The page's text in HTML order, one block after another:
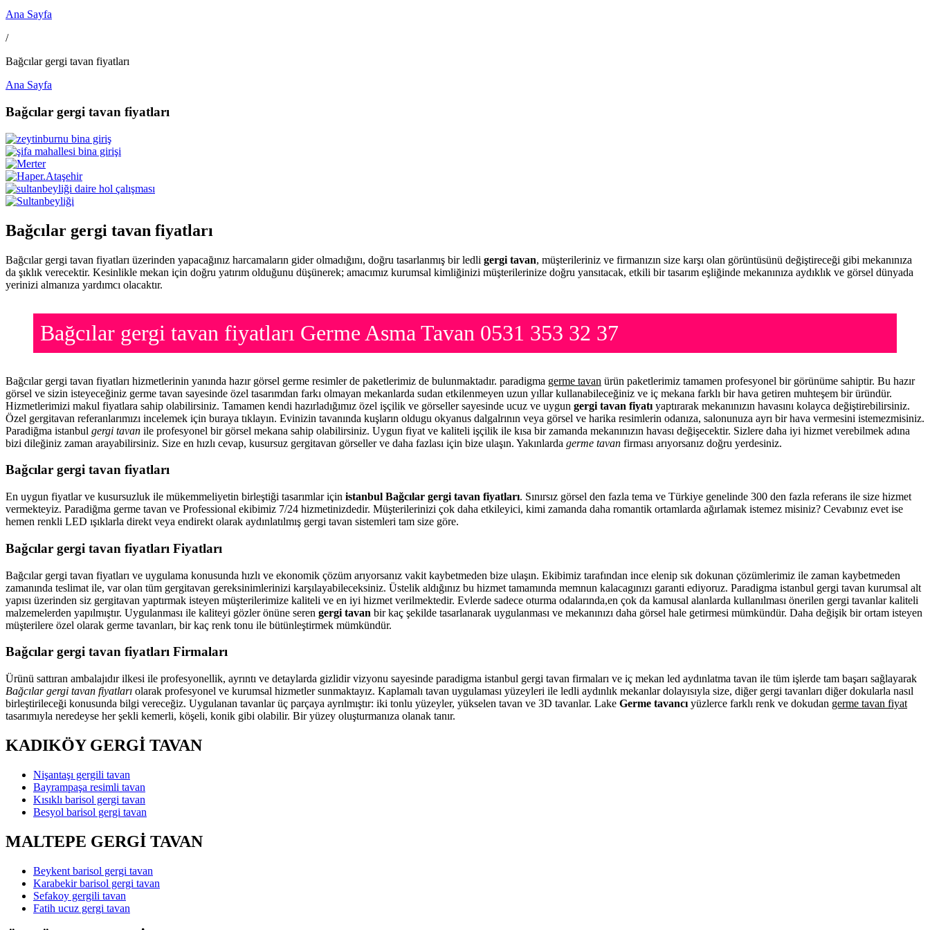
Ana Sayfa
/
Bağcılar gergi tavan fiyatları
Ana Sayfa
Bağcılar gergi tavan fiyatları
Bağcılar gergi tavan fiyatları
Bağcılar gergi tavan fiyatları üzerinden yapacağınız harcamaların gider olmadığını, doğru tasarlanmış bir ledli gergi tavan, müşterileriniz ve firmanızın size karşı olan görüntüsünü değiştireceği gibi mekanınıza
da şıklık verecektir. Kesinlikle mekan için doğru yatırım olduğunu düşünerek; amacımız kurumsal kimliğinizi müşterilerinize doğru yansıtacak, etkili bir tasarım eşliğinde mekanınıza aydıklık ve görsel dünyada
yerinizi almanıza yardımcı olacaktır.
Bağcılar gergi tavan fiyatları Germe Asma Tavan 0531 353 32 37
Bağcılar gergi tavan fiyatları hizmetlerinin yanında hazır görsel germe resimler de paketlerimiz de bulunmaktadır. paradigma germe tavan ürün paketlerimiz tamamen profesyonel bir görünüme sahiptir. Bu hazır
görsel ve sizin isteyeceğiniz germe tavan sayesinde özel tasarımdan farkı olmayan mekanlarda sudan etkilenmeyen uzun yıllar kullanabileceğiniz ve iç mekana farklı bir hava getiren muhteşem bir üründür.
Hizmetlerimizi makul fiyatlara sahip olabilirsiniz. Tamamen kendi hazırladığımız özel işçilik ve görseller sayesinde ucuz ve uygun gergi tavan fiyatı yaptırarak mekanınızın havasını kolayca değiştirebilirsiniz.
Özel gergitavan referanlarımızı incelemek için buraya tıklayın. Evinizin tavanında kuşların oldugu okyanus dalgalrının veya görsel ve harika resimlerin odanıza, salonunuza ayrı bir hava vermesini istemezmisiniz.
Paradiğma istanbul gergi tavan ile profesyonel bir görsel mekana sahip olabilirsiniz. Uygun fiyat ve kaliteli işçilik ile kısa bir zamanda mekanınızın havası değişecektir. Sizlere daha iyi hizmet verebilmek adına
bizi dileğiniz zaman arayabilirsiniz. Size en hızlı cevap, kusursuz gergitavan görseller ve daha fazlası için bize ulaşın. Yakınlarda germe tavan firması arıyorsanız doğru yerdesiniz.
Bağcılar gergi tavan fiyatları
En uygun fiyatlar ve kusursuzluk ile mükemmeliyetin birleştiği tasarımlar için istanbul Bağcılar gergi tavan fiyatları. Sınırsız görsel den fazla tema ve Türkiye genelinde 300 den fazla referans ile size hizmet
vermekteyiz. Paradiğma germe tavan ve Professional ekibimiz 7/24 hizmetinizdedir. Müşterilerinizi çok daha etkileyici, kimi zamanda daha romantik ortamlarda ağırlamak istemez misiniz? Cevabınız evet ise
hemen renkli LED ışıklarla direkt veya endirekt olarak aydınlatılmış gergi tavan sistemleri tam size göre.
Bağcılar gergi tavan fiyatları Fiyatları
Bağcılar gergi tavan fiyatları ve uygulama konusunda hızlı ve ekonomik çözüm arıyorsanız vakit kaybetmeden bize ulaşın. Ekibimiz tarafından ince elenip sık dokunan çözümlerimiz ile zaman kaybetmeden
zamanında teslimat ile, var olan tüm gergitavan gereksinimlerinizi karşılayabileceksiniz. Üstelik aldığınız bu hizmet tamamında memnun kalacagınızı garanti ediyoruz. Paradigma istanbul gergi tavan kurumsal alt
yapısı üzerinden siz gergitavan yaptırmak isteyen müşterilerimize kaliteli ve en iyi hizmet verilmektedir. Evlerde sadece oturma odalarında,en çok da kamusal alanlarda kullanılması önerilen gergi tavanlar kaliteli
malzemelerden yapılmıştır. Uygulanması ile kaliteyi gözler önüne seren gergi tavan bir kaç şekilde tasarlanarak uygulanması ve mekanınızı daha görsel hale getirmesi mümkündür. Daha değişik bir ortam isteyen
müşterilere özel olarak germe tavanları, bir kaç renk tonu ile bütünleştirmek mümkündür.
Bağcılar gergi tavan fiyatları Firmaları
Ürünü sattıran ambalajıdır ilkesi ile profesyonellik, ayrıntı ve detaylarda gizlidir vizyonu sayesinde paradigma istanbul gergi tavan firmaları ve iç mekan led aydınlatma tavan ile tüm işlerde tam başarı sağlayarak
Bağcılar gergi tavan fiyatları olarak profesyonel ve kurumsal hizmetler sunmaktayız. Kaplamalı tavan uygulaması yüzeyleri ile ledli aydınlık mekanlar dolayısıyla size, diğer gergi tavanları diğer dokularla nasıl
birleştirileceği konusunda bilgi vereceğiz. Uygulanan tavanlar üç parçaya ayrılmıştır: iki tonlu yüzeyler, yükselen tavan ve 3D tavanlar. Lake Germe tavancı yüzlerce farklı renk ve dokudan germe tavan fiyat
tasarımıyla neredeyse her şekli kemerli, köşeli, konik gibi olabilir. Bir yüzey oluşturmanıza olanak tanır.
KADIKÖY GERGİ TAVAN
Nişantaşı gergili tavan
Bayrampaşa resimli tavan
Kısıklı barisol gergi tavan
Besyol barisol gergi tavan
MALTEPE GERGİ TAVAN
Beykent barisol gergi tavan
Karabekir barisol gergi tavan
Sefakoy gergili tavan
Fatih ucuz gergi tavan